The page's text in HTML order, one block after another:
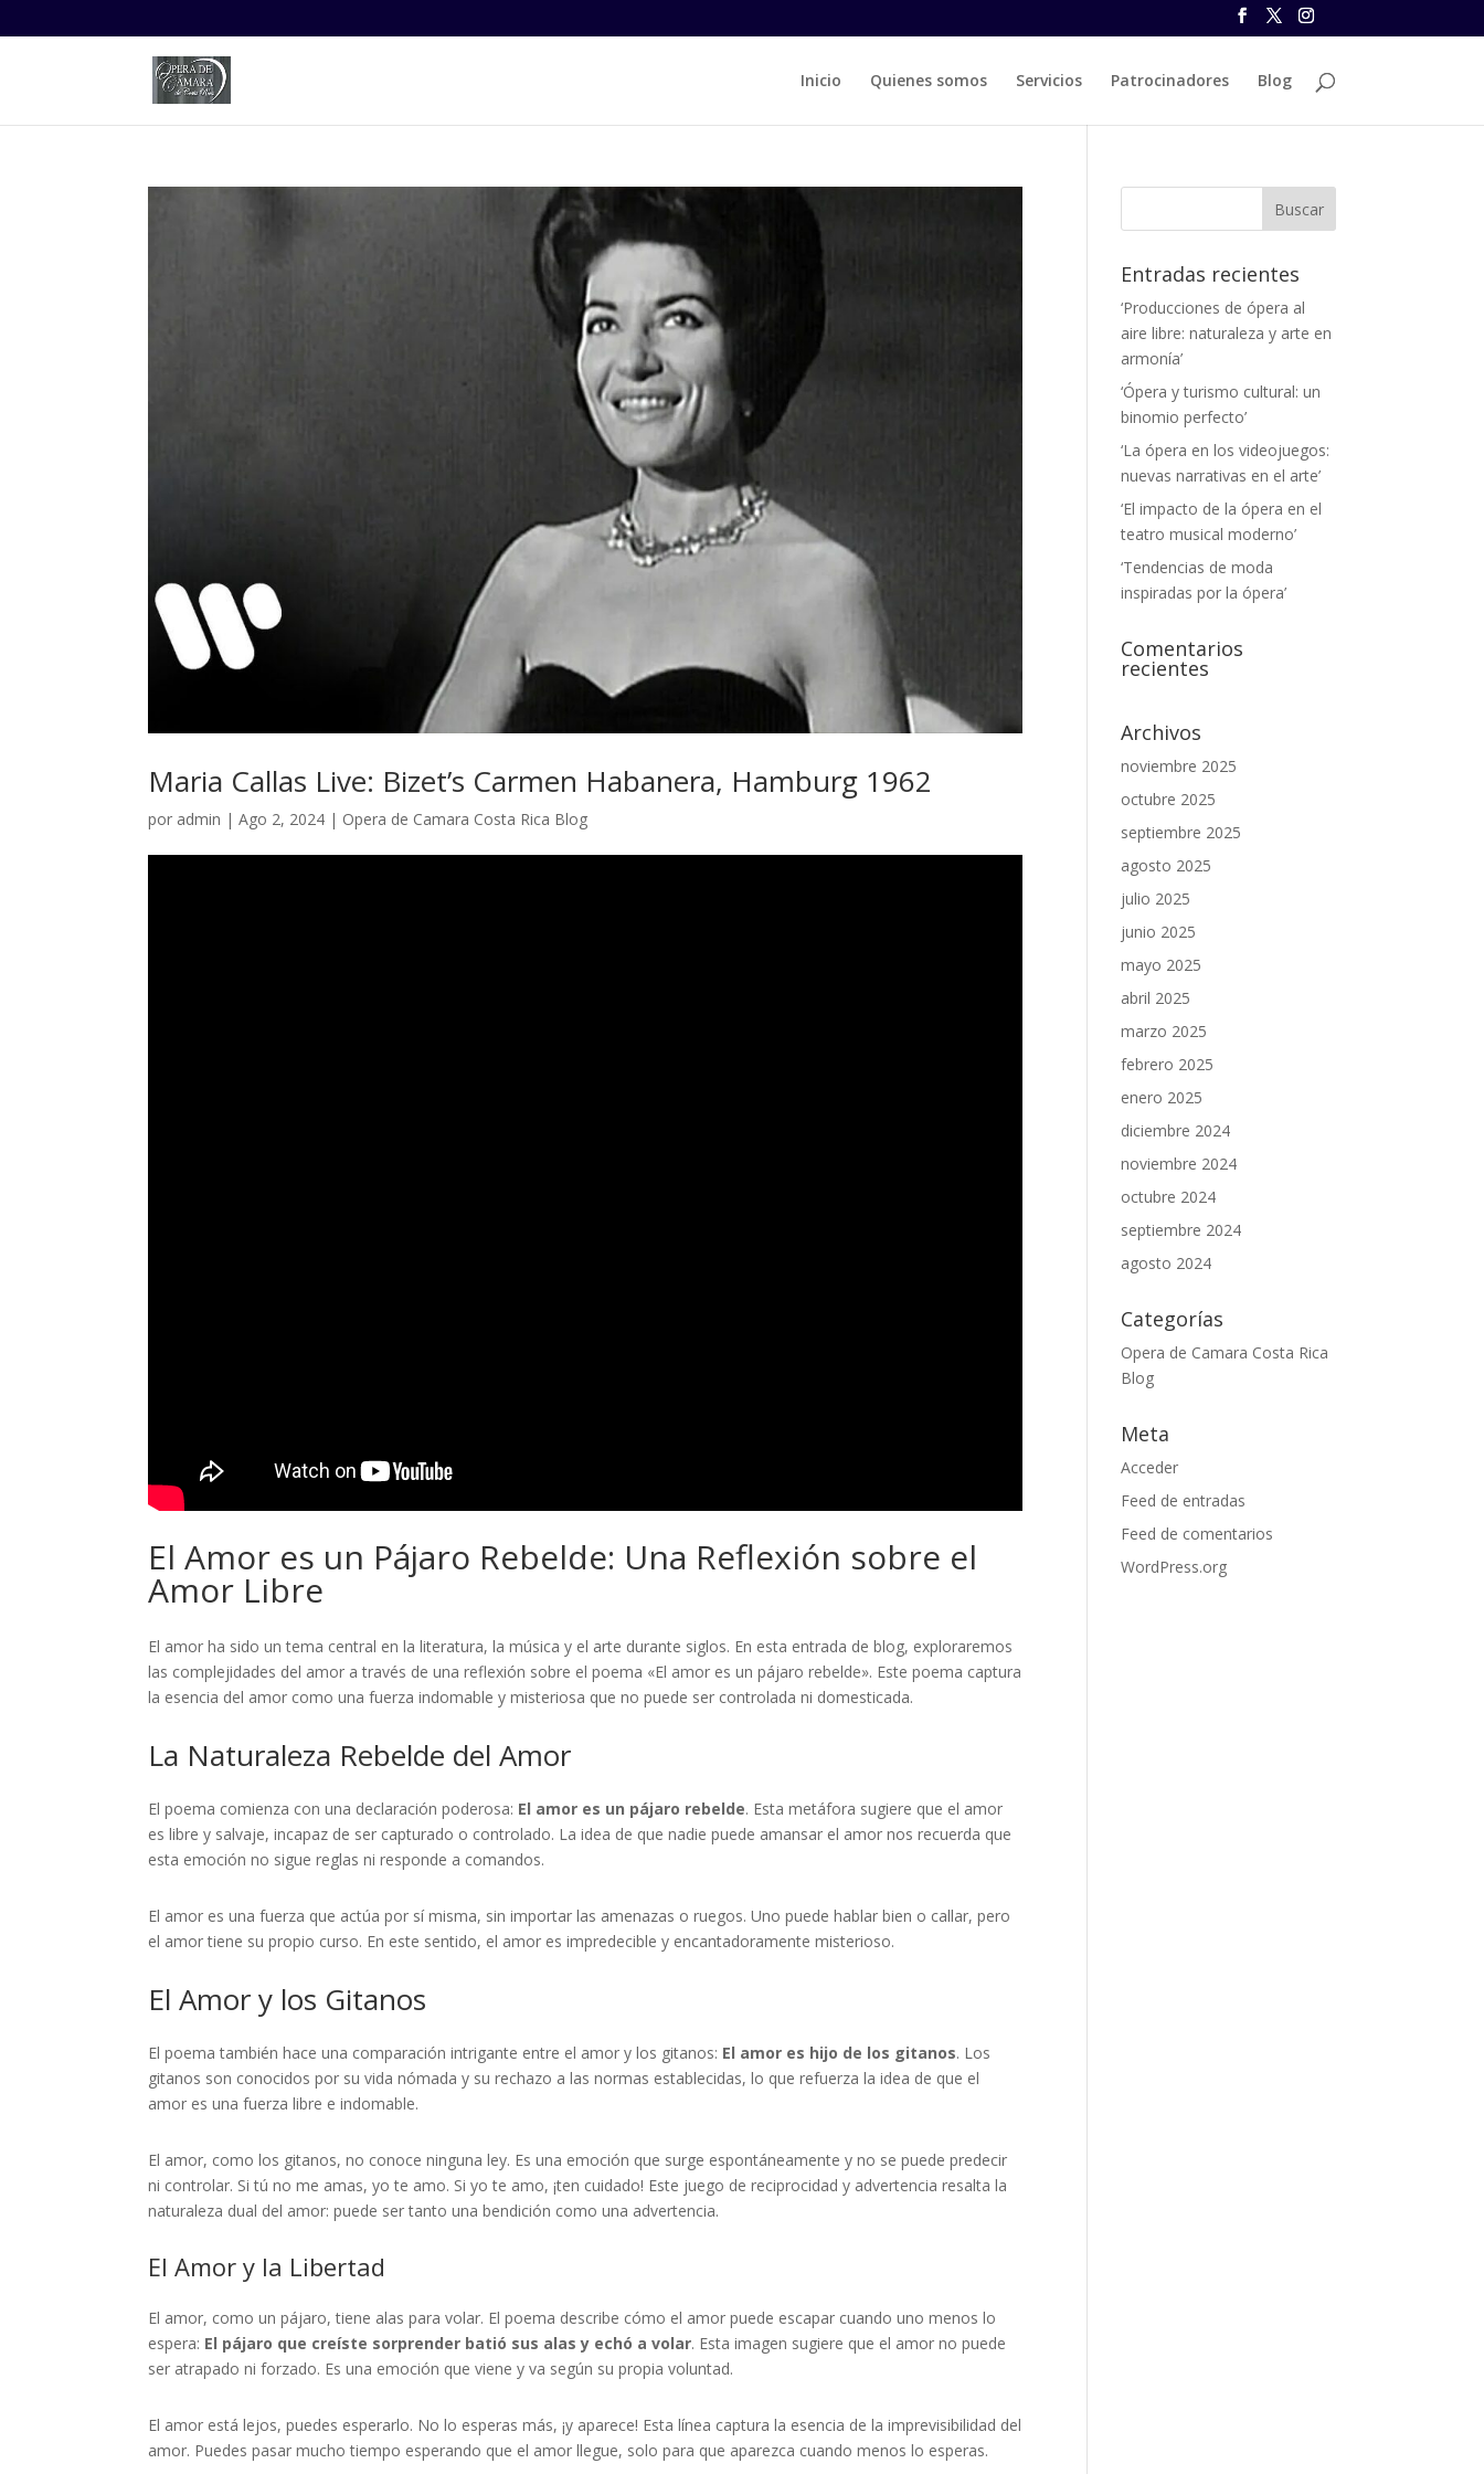
Inicio Quienes somos Servicios Patrocinadores Blog
Maria Callas Live: Bizet’s Carmen Habanera, Hamburg 1962
por admin |Ago 2, 2024 | Opera de Camara Costa Rica Blog
El Amor es un Pájaro Rebelde: Una Reflexión sobre el
Amor Libre
El amor ha sido un tema central en la literatura, la música y el arte durante siglos. En esta entrada de blog, exploraremos
las complejidades del amor a través de una reflexión sobre el poema «El amor es un pájaro rebelde». Este poema captura
la esencia del amor como una fuerza indomable y misteriosa que no puede ser controlada ni domesticada.
La Naturaleza Rebelde del Amor
El poema comienza con una declaración poderosa: El amor es un pájaro rebelde. Esta metáfora sugiere que el amor
es libre y salvaje, incapaz de ser capturado o controlado. La idea de que nadie puede amansar el amor nos recuerda que
esta emoción no sigue reglas ni responde a comandos.
El amor es una fuerza que actúa por sí misma, sin importar las amenazas o ruegos. Uno puede hablar bien o callar, pero
el amor tiene su propio curso. En este sentido, el amor es impredecible y encantadoramente misterioso.
El Amor y los Gitanos
El poema también hace una comparación intrigante entre el amor y los gitanos: El amor es hijo de los gitanos. Los
gitanos son conocidos por su vida nómada y su rechazo a las normas establecidas, lo que refuerza la idea de que el
amor es una fuerza libre e indomable.
El amor, como los gitanos, no conoce ninguna ley. Es una emoción que surge espontáneamente y no se puede predecir
ni controlar. Si tú no me amas, yo te amo. Si yo te amo, ¡ten cuidado! Este juego de reciprocidad y advertencia resalta la
naturaleza dual del amor: puede ser tanto una bendición como una advertencia.
El Amor y la Libertad
El amor, como un pájaro, tiene alas para volar. El poema describe cómo el amor puede escapar cuando uno menos lo
espera: El pájaro que creíste sorprender batió sus alas y echó a volar. Esta imagen sugiere que el amor no puede
ser atrapado ni forzado. Es una emoción que viene y va según su propia voluntad.
El amor está lejos, puedes esperarlo. No lo esperas más, ¡y aparece! Esta línea captura la esencia de la imprevisibilidad del
amor. Puedes pasar mucho tiempo esperando que el amor llegue, solo para que aparezca cuando menos lo esperas.
Entradas recientes
‘Producciones de ópera al
aire libre: naturaleza y arte en
armonía’
‘Ópera y turismo cultural: un
binomio perfecto’
‘La ópera en los videojuegos:
nuevas narrativas en el arte’
‘El impacto de la ópera en el
teatro musical moderno’
‘Tendencias de moda
inspiradas por la ópera’
Comentarios
recientes
Archivos
noviembre 2025
octubre 2025
septiembre 2025
agosto 2025
julio 2025
junio 2025
mayo 2025
abril 2025
marzo 2025
febrero 2025
enero 2025
diciembre 2024
noviembre 2024
octubre 2024
septiembre 2024
agosto 2024
Categorías
Opera de Camara Costa Rica
Blog
Meta
Acceder
Feed de entradas
Feed de comentarios
WordPress.org